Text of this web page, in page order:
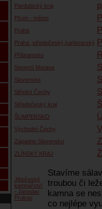
Pardubický kraj
Plzeň - město
Praha
Praha ,středočeský,karlovarský
Příbramsko
Severní Morava
Slovensko
Střední Čechy
Středočeský kraj
ŠUMPERSKO
Východní Čechy
Západne Slovensko
ZLÍNSKÝ KRAJ
Jihočeské
kamnářství
- Jaroslav
Prokop
Stavíme
troubou či
kamna se
co nejlépe